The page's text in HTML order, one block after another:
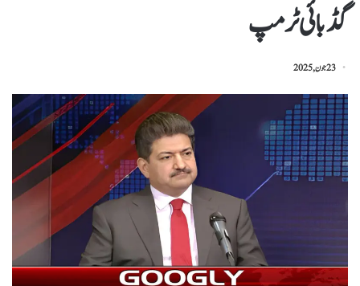
گڈ بائی ٹرمپ
23 جون, 2025